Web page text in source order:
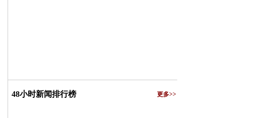
48小时新闻排行榜 更多>>